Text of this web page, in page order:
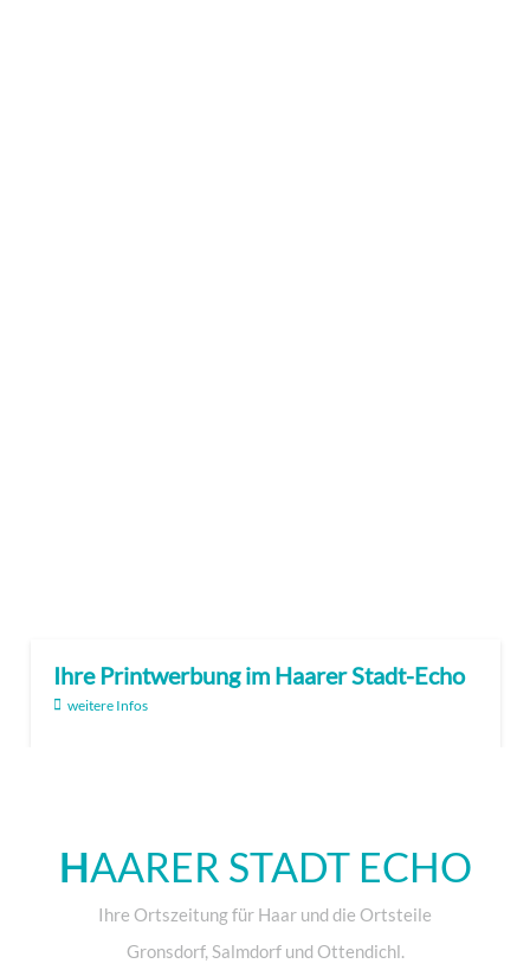
Ihre Printwerbung im Haarer Stadt-Echo
weitere Infos
HAARER STADT ECHO
Ihre Ortszeitung für Haar und die Ortsteile
Gronsdorf, Salmdorf und Ottendichl.